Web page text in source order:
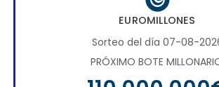
EUROMILLONES
Sorteo del día 07-08-
PRÓXIMO BOTE